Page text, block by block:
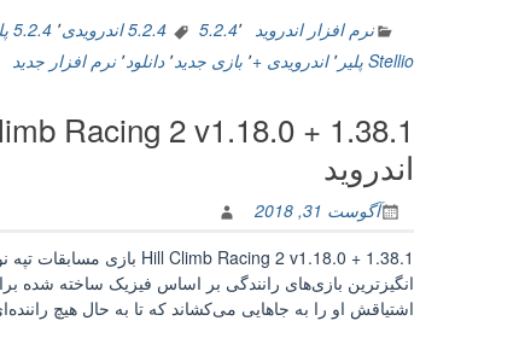
5.2.4
Lite
پلیر
نرم افزار اندروید 5.2.4٬ 5.2.4 اندرویدی ٬ 5.2.4 پلیر
Stellio پلیر
٬ اندرویدی +٬ بازی جدید٬ دانلود٬ نرم افزار جدید
اندروید
آگوست 31, 2018
انگیزترین بازی‌های رانندگی بر اساس فیزیک ساخته شده
اشتیاقش او را به جا‌هایی می‌کشاند که تا به حال هیچ